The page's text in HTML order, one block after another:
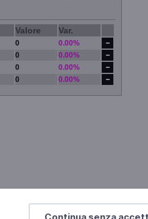
Continua senza
Valore Var.
0
0.00%
0
0.00%
0
0.00%
0 0.00%